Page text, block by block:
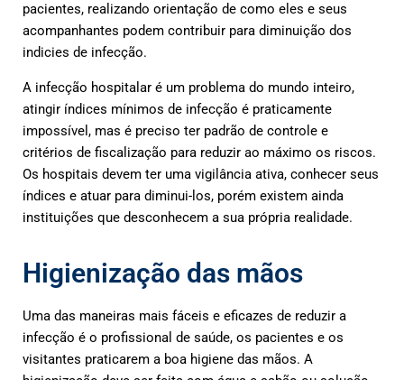
pacientes, realizando orientação de como eles e seus
acompanhantes podem contribuir para diminuição dos
indicies de infecção.
A infecção hospitalar é um problema do mundo inteiro,
atingir índices mínimos de infecção é praticamente
impossível, mas é preciso ter padrão de controle e
critérios de fiscalização para reduzir ao máximo os riscos.
Os hospitais devem ter uma vigilância ativa, conhecer seus
índices e atuar para diminui-los, porém existem ainda
instituições que desconhecem a sua própria realidade.
Higienização das mãos
Uma das maneiras mais fáceis e eficazes de reduzir a
infecção é o profissional de saúde, os pacientes e os
visitantes praticarem a boa higiene das mãos. A